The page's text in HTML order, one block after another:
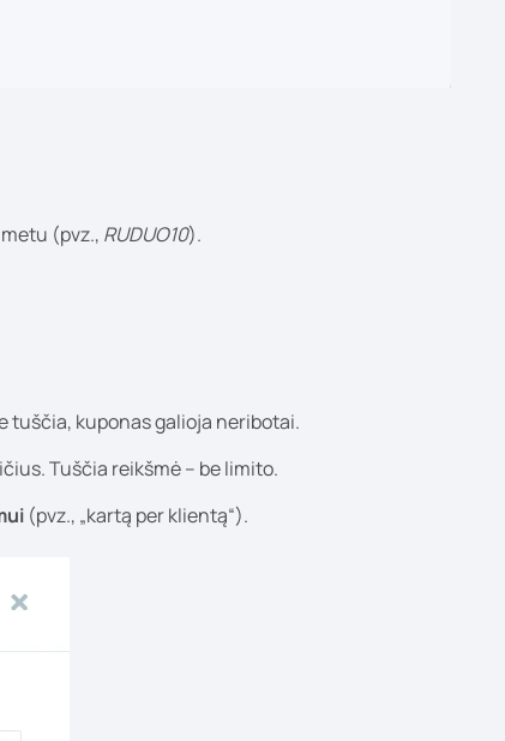
(pvz., RUDUO10).
tuščia, kuponas galioja neribotai.
Tuščia reikšmė – be limito.
(pvz., „kartą per klientą“).